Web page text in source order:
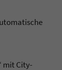
mit City-